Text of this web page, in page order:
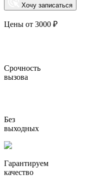
Хочу записаться
Цены от 3000 ₽
Срочность
вызова
Без
выходных
Гарантируем
качество